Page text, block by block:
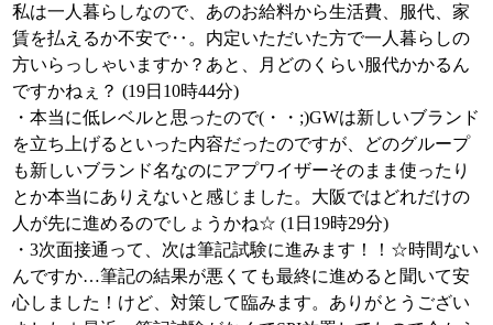
私は一人暮らしなので、あのお給料から生活費、服代、家
賃を払えるか不安で‥。内定いただいた方で一人暮らしの
方いらっしゃいますか？あと、月どのくらい服代かかるん
ですかねぇ？ (19日10時44分)
・本当に低レベルと思ったので(・・;)GWは新しいブランド
を立ち上げるといった内容だったのですが、どのグループ
も新しいブランド名なのにアプワイザーそのまま使ったり
とか本当にありえないと感じました。大阪ではどれだけの
人が先に進めるのでしょうかね☆ (1日19時29分)
・3次面接通って、次は筆記試験に進みます！！☆時間ない
んですか…筆記の結果が悪くても最終に進めると聞いて安
心しました！けど、対策して臨みます。ありがとうござい